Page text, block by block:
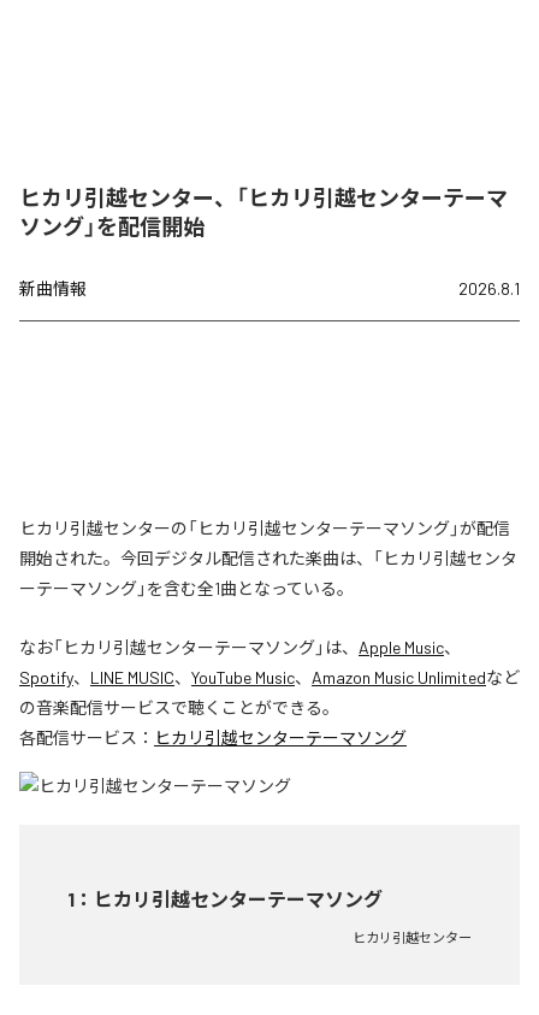
ヒカリ引越センター、「ヒカリ引越センターテーマ
ソング」を配信開始
新曲情報 2026.8.1
ヒカリ引越センターの「ヒカリ引越センターテーマソング」が配信
開始された。今回デジタル配信された楽曲は、「ヒカリ引越センタ
ーテーマソング」を含む全1曲となっている。
なお「ヒカリ引越センターテーマソング」は、 Apple Music、
Spotify、 LINE MUSIC、 YouTube Music、 Amazon Music Unlimitedなど
の音楽配信サービスで聴くことができる。
各配信サービス： ヒカリ引越センターテーマソング
1 ： ヒカリ引越センターテーマソング
ヒカリ引越センター